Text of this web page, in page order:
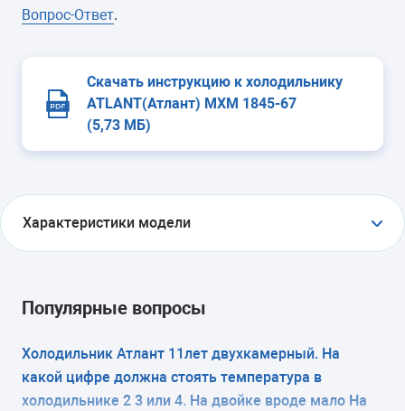
Вопрос-Ответ.
Скачать инструкцию к холодильнику
ATLANT(Атлант) МХМ 1845-67
(5,73 МБ)
Характеристики модели
холодильник с морозильником
ТИП УПРАВЛЕНИЯ
электронное
Популярные вопросы
Холодильник Атлант 11лет двухкамерный. На
какой цифре должна стоять температура в
холодильнике 2 3 или 4. На двойке вроде мало На